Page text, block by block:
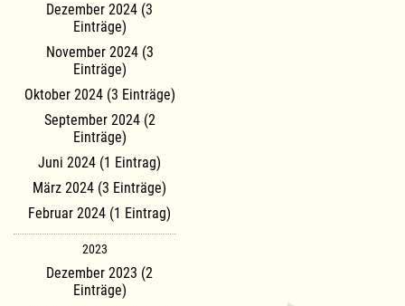
Dezember 2024 (3
Einträge)
November 2024 (3
Einträge)
Oktober 2024 (3 Einträge)
September 2024 (2
Einträge)
Juni 2024 (1 Eintrag)
März 2024 (3 Einträge)
Februar 2024 (1 Eintrag)
2023
Dezember 2023 (2
Einträge)